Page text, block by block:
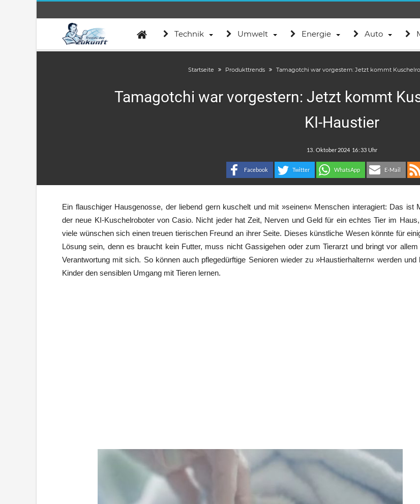
Technik Umwelt Energie Auto
Startseite Produkttrends Tamagotchi war vorgestern: Jetzt kommt
Tamagotchi war vorgestern: Jetzt kommt
KI-Haustier
:
Facebook Twitter WhatsApp E-Mail
Ein flauschiger Hausgenosse, der liebend gern kuschelt und mit »seinen« Menschen interagiert: Das ist
der neue KI-Kuschelroboter von Casio. Nicht jeder hat Zeit, Nerven und Geld für ein echtes Tier im
viele wünschen sich einen treuen tierischen Freund an ihrer Seite. Dieses künstliche Wesen könnte für
Lösung sein, denn es braucht kein Futter, muss nicht Gassigehen oder zum Tierarzt und bringt vor allem
Verantwortung mit sich. So können auch pflegedürftige Senioren wieder zu »Haustierhaltern« werden und
Kinder den sensiblen Umgang mit Tieren lernen.